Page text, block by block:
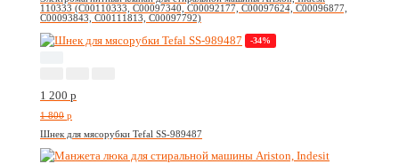
110333 (C00110333, C00097340, C00092177, C00097624, C00096877,
C00093843, C00111813, C00097792)
-34%
1 200 p
1 800 p
Шнек для мясорубки Tefal SS-989487